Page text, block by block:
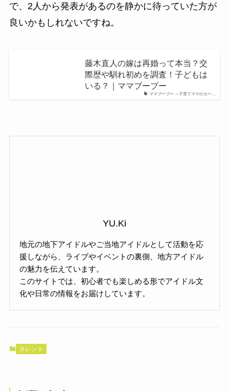
で、2人から発表があるのを静かに待っていた方が
良いかもしれないですね。
ママブーブー ～子育てママのカー…
藤木直人の嫁は再婚って本当？交
際歴や馴れ初めを調査！子どもは
いる？｜ママブーブー
YU.Ki
地元の地下アイドルやご当地アイドルとして活動を応
援しながら、ライブやイベントの裏側、地方アイドル
の魅力を伝えています。
このサイトでは、初心者でも楽しめる形でアイドル文
化や日常の情報をお届けしています。
タレント